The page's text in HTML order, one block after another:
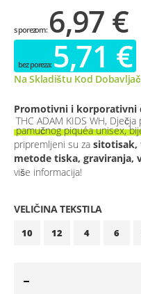
6,97 €
5,71 €
Na Skladištu Kod
Promotivni i korporativni
THC ADAM KIDS WH,
pamučnog piquéa unisex,
pripremljeni su za sitotisak,
metode tiska, graviranja,
više informacija!
VELIČINA TEKSTILA
10 12 4 6